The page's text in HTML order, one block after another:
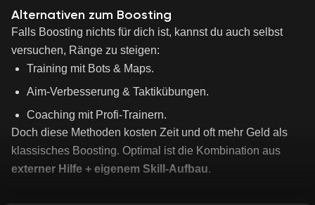
Alternativen zum Boosting
Falls Boosting nichts für dich ist, kannst du auch selbst
versuchen, Ränge zu steigen:
Training mit Bots & Maps.
Aim-Verbesserung & Taktikübungen.
Coaching mit Profi-Trainern.
Doch diese Methoden kosten Zeit und oft mehr Geld als
klassisches Boosting. Optimal ist die Kombination aus
externer Hilfe + eigenem Skill-Aufbau.